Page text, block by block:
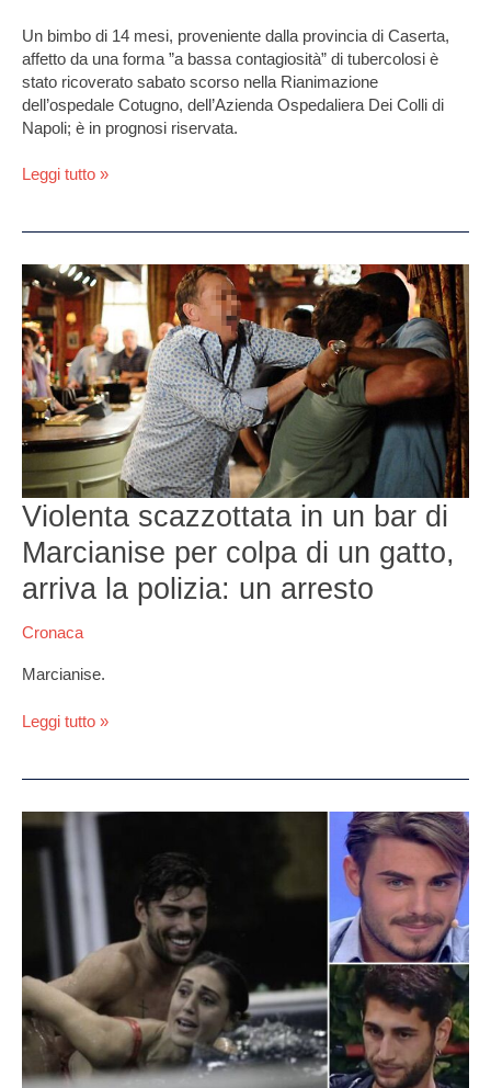
Un bimbo di 14 mesi, proveniente dalla provincia di Caserta,
affetto da una forma ”a bassa contagiosità” di tubercolosi è
stato ricoverato sabato scorso nella Rianimazione
dell’ospedale Cotugno, dell’Azienda Ospedaliera Dei Colli di
Napoli; è in prognosi riservata.
Leggi tutto »
Violenta scazzottata in un bar di
Marcianise per colpa di un gatto,
arriva la polizia: un arresto
Cronaca
Marcianise.
Violenta
scazzottata
in
un
bar
di
Marcianise
per
colpa
di
un
gatto,
arriva
polizia:
arresto
Leggi tutto »
Gf
vip,
zo***la”.
Il
fratello
Jeremias:
“Evita
certe